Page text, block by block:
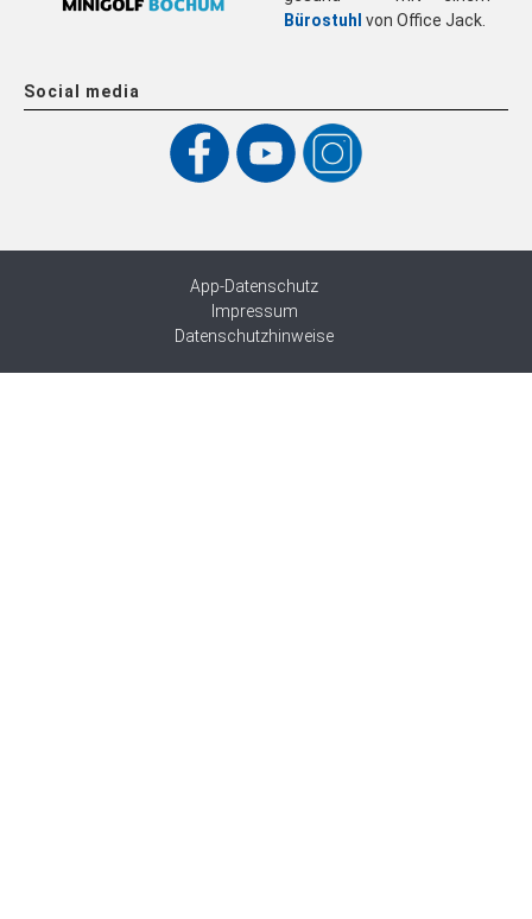
Bürostuhl von Office Jack.
Social media
App-Datenschutz
Impressum
Datenschutzhinweise